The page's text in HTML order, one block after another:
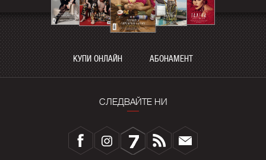
КУПИ ОНЛАЙН АБОНАМЕНТ
СЛЕДВАЙТЕ НИ